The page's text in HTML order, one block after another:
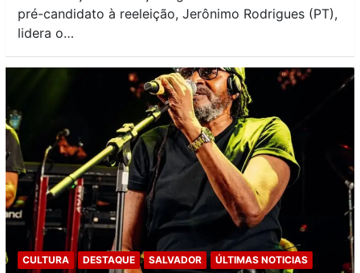
pré-candidato à reeleição, Jerônimo Rodrigues (PT),
lidera o…
CULTURA DESTAQUE SALVADOR ÚLTIMAS NOTICIAS